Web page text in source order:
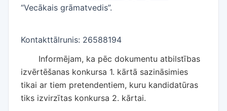
“Vecākais grāmatvedis”.
Kontakttālrunis: 26588194
Informējam, ka pēc dokumentu atbilstības
izvērtēšanas konkursa 1. kārtā sazināsimies
tikai ar tiem pretendentiem, kuru kandidatūras
tiks izvirzītas konkursa 2. kārtai.